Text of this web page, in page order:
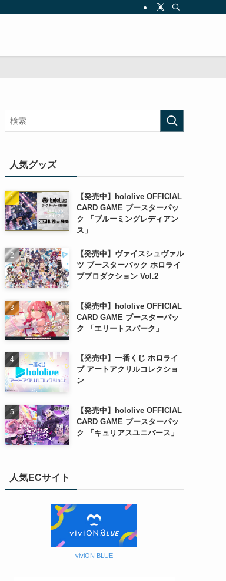
人気グッズ
【発売中】hololive OFFICIAL
CARD GAME ブースターパッ
ク 「ブルーミングレディアン
ス」
【発売中】ヴァイスシュヴァル
ツ ブースターパック ホロライ
ブプロダクション Vol.2
【発売中】hololive OFFICIAL
CARD GAME ブースターパッ
ク 「エリートスパーク」
【発売中】一番くじ ホロライ
ブ アートアクリルコレクショ
ン
【発売中】hololive OFFICIAL
CARD GAME ブースターパッ
ク 「キュリアスユニバース」
人気ECサイト
viviON BLUE